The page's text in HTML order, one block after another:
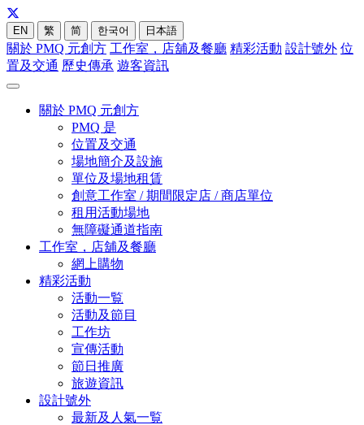
EN 繁 简 한국어 日本語
關於 PMQ 元創方 工作室，店舖及餐廳 精彩活動 設計號外 位
置及交通 歷史傳承 遊客資訊
關於 PMQ 元創方
PMQ 是
位置及交通
場地簡介及設施
單位及場地租賃
創意工作室 / 期間限定店 / 商店單位
租用活動場地
無障礙通道指南
工作室，店舖及餐廳
網上購物
精彩活動
活動一覧
活動及節目
工作坊
宣傳活動
節日推廣
旅遊資訊
設計號外
最新及人氣一覧